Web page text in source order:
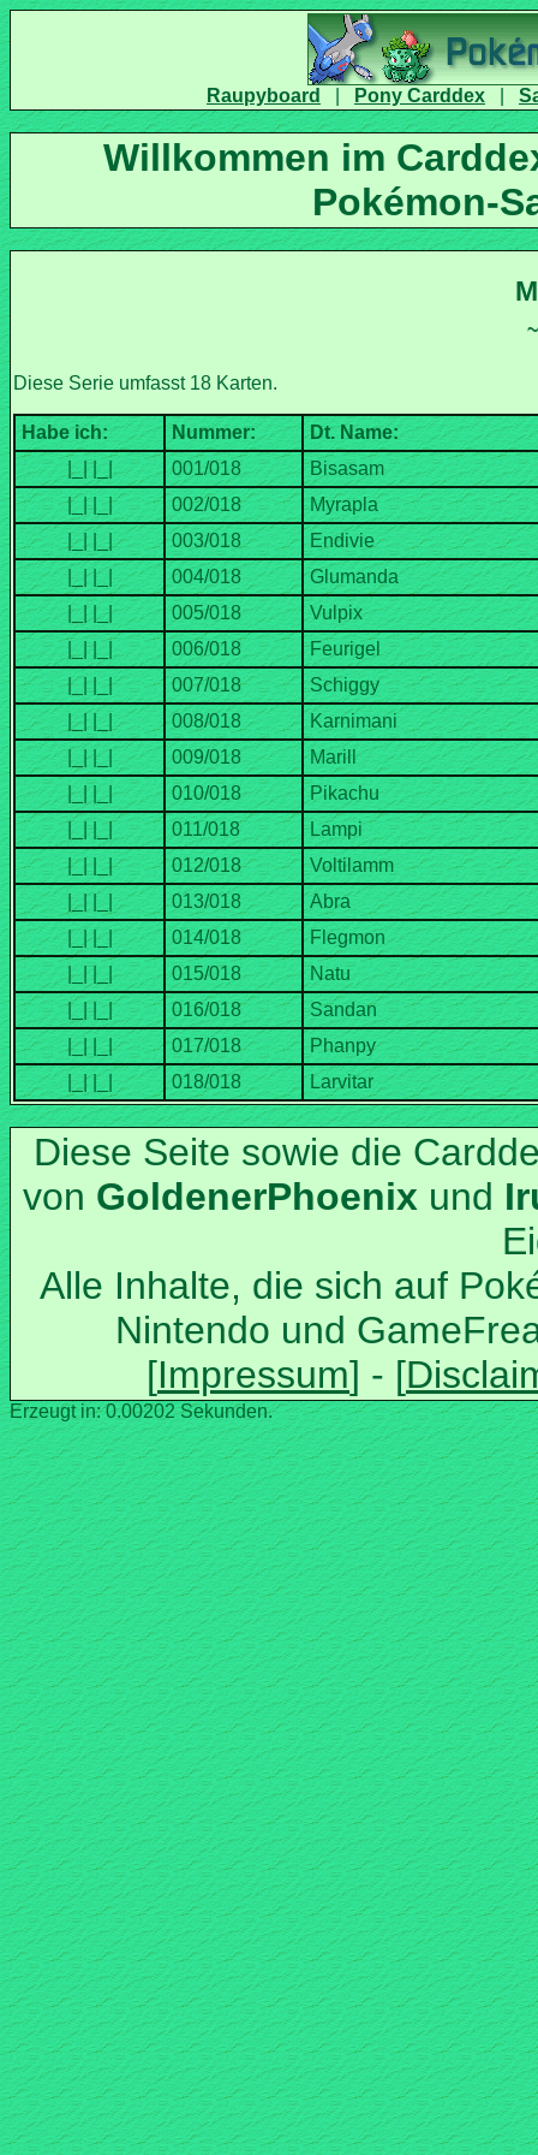
Willkommen im
Diese Seite sowie die
von
und
Alle Inhalte, die sich auf
Nintendo und
Erzeugt in: 0.00202 Sekunden.